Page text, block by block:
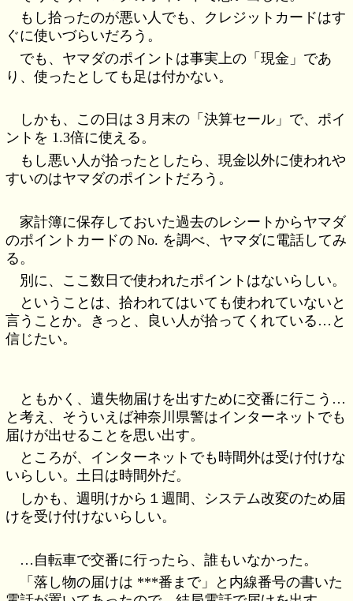
もし拾ったのが悪い人でも、クレジットカードはす
ぐに使いづらいだろう。
でも、ヤマダのポイントは事実上の「現金」であ
り、使ったとしても足は付かない。
しかも、この日は３月末の「決算セール」で、ポイ
ントを 1.3倍に使える。
もし悪い人が拾ったとしたら、現金以外に使われや
すいのはヤマダのポイントだろう。
家計簿に保存しておいた過去のレシートからヤマダ
のポイントカードの No. を調べ、ヤマダに電話してみ
る。
別に、ここ数日で使われたポイントはないらしい。
ということは、拾われてはいても使われていないと
言うことか。きっと、良い人が拾ってくれている…と
信じたい。
ともかく、遺失物届けを出すために交番に行こう…
と考え、そういえば神奈川県警はインターネットでも
届けが出せることを思い出す。
ところが、インターネットでも時間外は受け付けな
いらしい。土日は時間外だ。
しかも、週明けから１週間、システム改変のため届
けを受け付けないらしい。
…自転車で交番に行ったら、誰もいなかった。
「落し物の届けは ***番まで」と内線番号の書いた